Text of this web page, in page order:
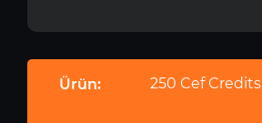
250 Cef Credits